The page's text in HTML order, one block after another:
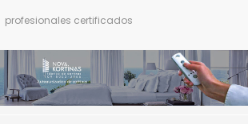
profesionales certificados